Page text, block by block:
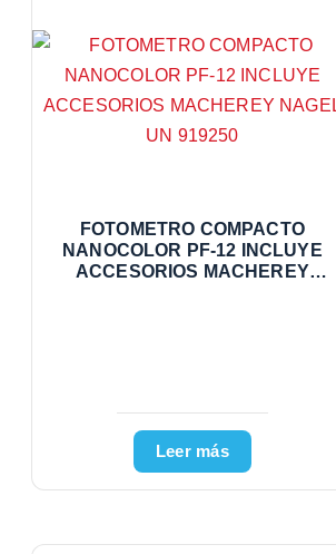
FOTOMETRO COMPACTO
NANOCOLOR PF-12 INCLUYE
ACCESORIOS MACHEREY
Leer más